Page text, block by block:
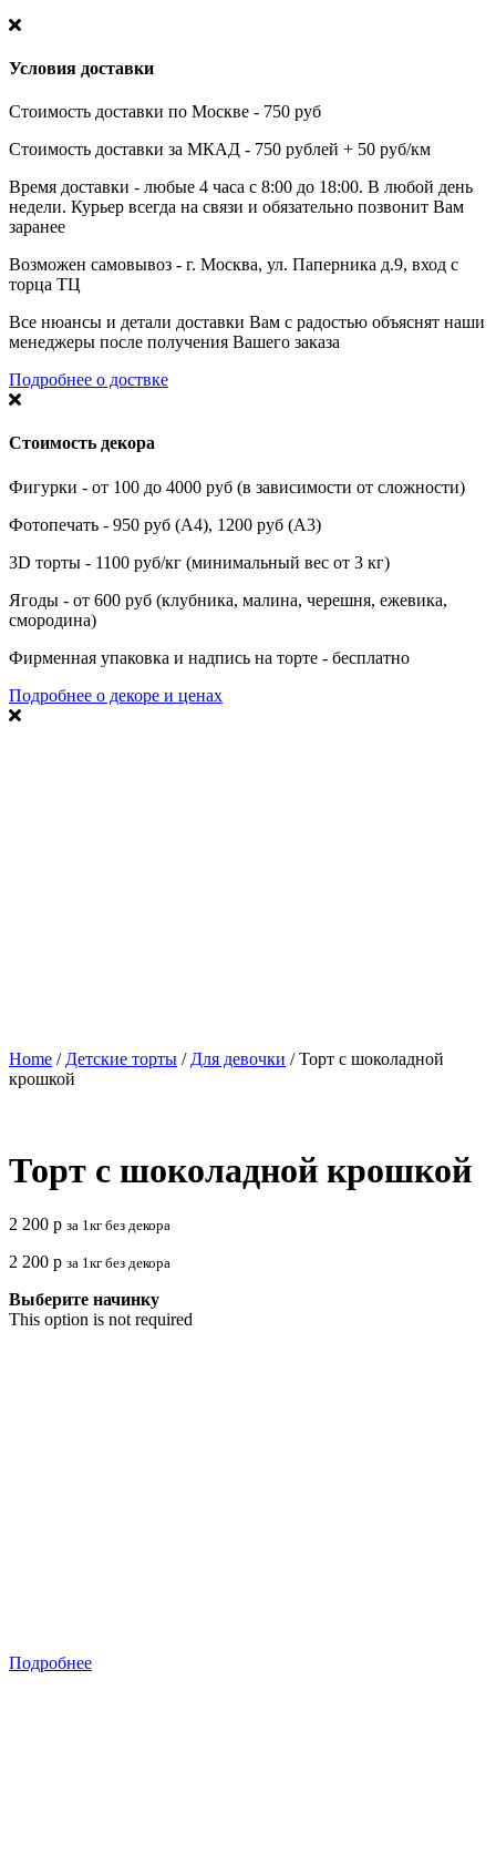
Условия доставки
Стоимость доставки по Москве - 750 руб
Стоимость доставки за МКАД - 750 рублей + 50 руб/км
Время доставки - любые 4 часа с 8:00 до 18:00. В любой день
недели. Курьер всегда на связи и обязательно позвонит Вам
заранее
Возможен самовывоз - г. Москва, ул. Паперника д.9, вход с
торца ТЦ
Все нюансы и детали доставки Вам с радостью объяснят наши
менеджеры после получения Вашего заказа
Подробнее о доствке
Стоимость декора
Фигурки - от 100 до 4000 руб (в зависимости от сложности)
Фотопечать - 950 руб (А4), 1200 руб (А3)
3D торты - 1100 руб/кг (минимальный вес от 3 кг)
Ягоды - от 600 руб (клубника, малина, черешня, ежевика,
смородина)
Фирменная упаковка и надпись на торте - бесплатно
Подробнее о декоре и ценах
Home / Детские торты / Для девочки / Торт с шоколадной
крошкой
Торт с шоколадной крошкой
2 200 р за 1кг без декора
2 200 р за 1кг без декора
Выберите начинку
This option is not required
Подробнее